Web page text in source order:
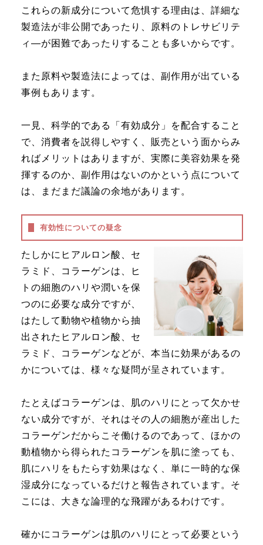
これらの新成分について危惧する理由は、詳細な
製造法が非公開であったり、原料のトレサビリテ
ィ―が困難であったりすることも多いからです。
また原料や製造法によっては、副作用が出ている
事例もあります。
一見、科学的である「有効成分」を配合すること
で、消費者を説得しやすく、販売という面からみ
ればメリットはありますが、実際に美容効果を発
揮するのか、副作用はないのかという点について
は、まだまだ議論の余地があります。
有効性についての疑念
たしかにヒアルロン酸、セ
ラミド、コラーゲンは、ヒ
トの細胞のハリや潤いを保
つのに必要な成分ですが、
はたして動物や植物から抽
出されたヒアルロン酸、セ
ラミド、コラーゲンなどが、本当に効果があるの
かについては、様々な疑問が呈されています。
たとえばコラーゲンは、肌のハリにとって欠かせ
ない成分ですが、それはその人の細胞が産出した
コラーゲンだからこそ働けるのであって、ほかの
動植物から得られたコラーゲンを肌に塗っても、
肌にハリをもたらす効果はなく、単に一時的な保
湿成分になっているだけと報告されています。そ
こには、大きな論理的な飛躍があるわけです。
確かにコラーゲンは肌のハリにとって必要という